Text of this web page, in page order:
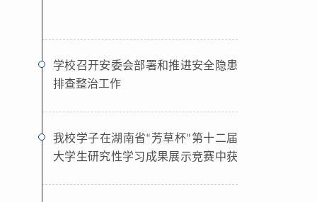
学校召开安委会部署和推进安全隐患
排查整治工作
我校学子在湖南省“芳草杯”第十二届
大学生研究性学习成果展示竞赛中获